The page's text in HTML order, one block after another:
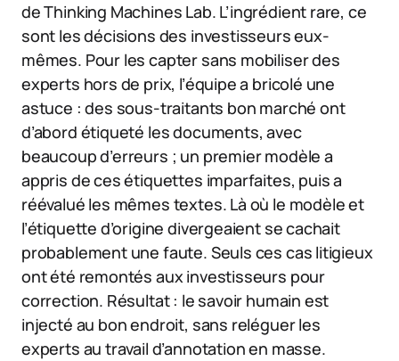
de Thinking Machines Lab. L’ingrédient rare, ce
sont les décisions des investisseurs eux-
mêmes. Pour les capter sans mobiliser des
experts hors de prix, l’équipe a bricolé une
astuce : des sous-traitants bon marché ont
d’abord étiqueté les documents, avec
beaucoup d’erreurs ; un premier modèle a
appris de ces étiquettes imparfaites, puis a
réévalué les mêmes textes. Là où le modèle et
l’étiquette d’origine divergeaient se cachait
probablement une faute. Seuls ces cas litigieux
ont été remontés aux investisseurs pour
correction. Résultat : le savoir humain est
injecté au bon endroit, sans reléguer les
experts au travail d’annotation en masse.